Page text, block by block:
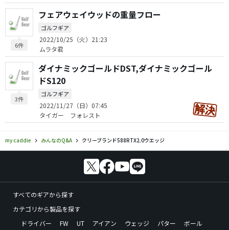
6件
フェアウェイウッドの重量フロー
ゴルフギア
2022/10/25（火）21:23
ムラタ君
3件
ダイナミックゴールドDST,ダイナミックゴール
ドS120
ゴルフギア
2022/11/27（日）07:45
タイガー フォレスト
my caddie みんなのQ&A クリーブランド588RTX2.0ウエッジ
すべてのギアから探す
カテゴリから製品を探す
ドライバー
FW UT アイアン ウェッジ パター
ボール